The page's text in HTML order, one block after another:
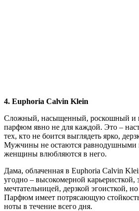
4. Euphoria Calvin Klein
Сложный, насыщенный, роскошный и
парфюм явно не для каждой. Это –
тех, кто не боится выглядеть ярко,
Мужчины не остаются равнодушными
женщины влюбляются в него.
Дама, облаченная в Euphoria Calvin
угодно – высокомерной карьеристкой,
мечтательницей, дерзкой эгоисткой,
Парфюм имеет потрясающую
ноты в течение всего дня.